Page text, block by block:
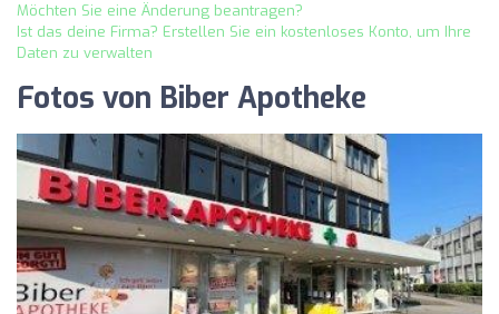
Möchten Sie eine Änderung beantragen?
Ist das deine Firma? Erstellen Sie ein kostenloses Konto, um Ihre
Daten zu verwalten
Fotos von Biber Apotheke